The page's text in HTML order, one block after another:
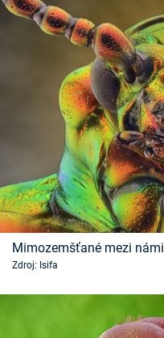
Mimozemšťané mezi námi
Zdroj: Isifa